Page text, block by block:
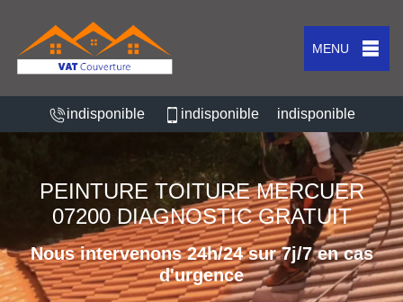
MENU
indisponible indisponible indisponible
PEINTURE TOITURE MERCUER
07200 DIAGNOSTIC GRATUIT
Nous intervenons 24h/24 sur 7j/7 en cas
d'urgence